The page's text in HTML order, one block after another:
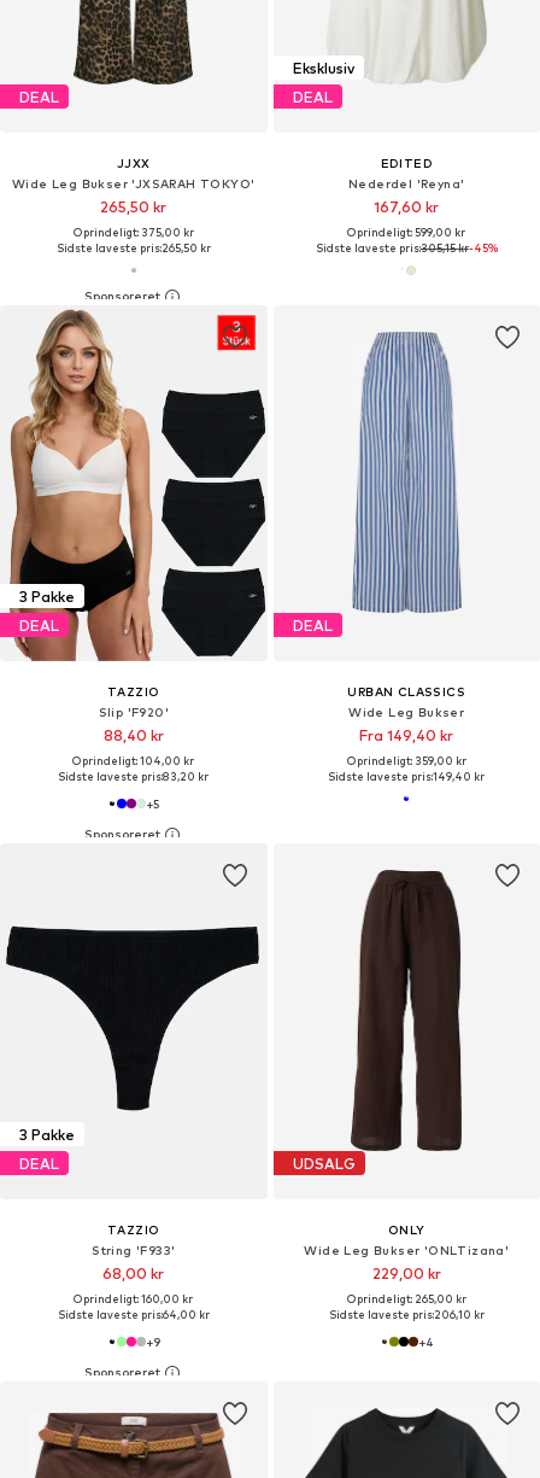
DEAL
JJXX
Wide Leg Bukser 'JXSARAH TOKYO'
265,50 kr
Oprindeligt: 375,00 kr
Sidste laveste pris:265,50 kr
Eksklusiv
DEAL
EDITED
Nederdel 'Reyna'
167,60 kr
Oprindeligt: 599,00 kr
Sidste laveste pris:305,15 kr-45%
3 Pakke
DEAL
TAZZIO
Slip 'F920'
88,40 kr
Oprindeligt: 104,00 kr
Sidste laveste pris:83,20 kr
+5
DEAL
URBAN CLASSICS
Wide Leg Bukser
Fra 149,40 kr
Oprindeligt: 359,00 kr
Sidste laveste pris:149,40 kr
3 Pakke
DEAL
TAZZIO
String 'F933'
68,00 kr
Oprindeligt: 160,00 kr
Sidste laveste pris:64,00 kr
+9
UDSALG
ONLY
Wide Leg Bukser 'ONLTizana'
229,00 kr
Oprindeligt: 265,00 kr
Sidste laveste pris:206,10 kr
+4